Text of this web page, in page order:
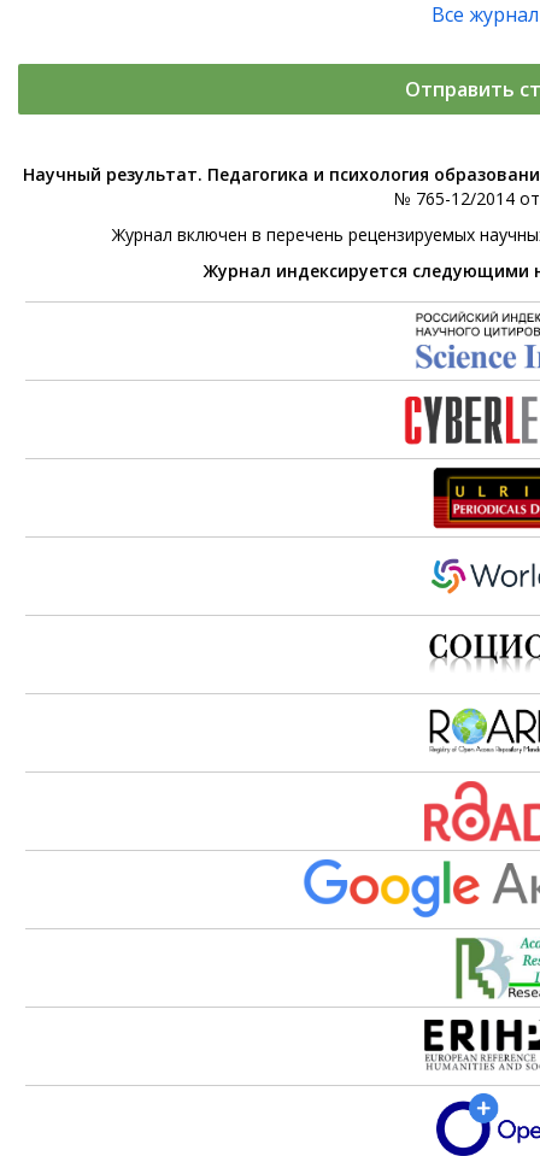
Все
Отправить
Научный результат. Педагогика и психология
№ 765-12/2014
Журнал включен в перечень рецензируемых
Журнал индексируется